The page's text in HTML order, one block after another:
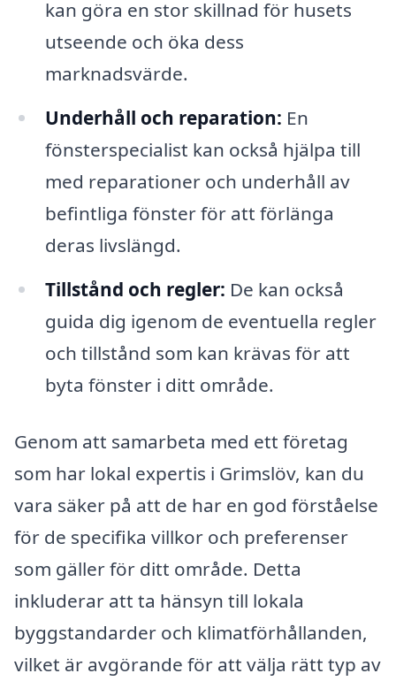
kan göra en stor skillnad för husets
utseende och öka dess
marknadsvärde.
Underhåll och reparation: En
fönsterspecialist kan också hjälpa till
med reparationer och underhåll av
befintliga fönster för att förlänga
deras livslängd.
Tillstånd och regler: De kan också
guida dig igenom de eventuella regler
och tillstånd som kan krävas för att
byta fönster i ditt område.
Genom att samarbeta med ett företag
som har lokal expertis i Grimslöv, kan du
vara säker på att de har en god förståelse
för de specifika villkor och preferenser
som gäller för ditt område. Detta
inkluderar att ta hänsyn till lokala
byggstandarder och klimatförhållanden,
vilket är avgörande för att välja rätt typ av